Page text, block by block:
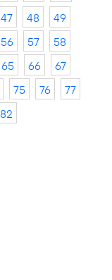
47 48
49
56 57
58
65 66
67
75 76
77
82